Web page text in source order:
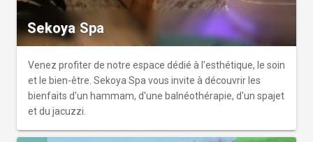
Sekoya Spa
Venez profiter de notre espace dédié à l'esthétique, le soin
et le bien-être. Sekoya Spa vous invite à découvrir les
bienfaits d'un hammam, d'une balnéothérapie, d'un spajet
et du jacuzzi.